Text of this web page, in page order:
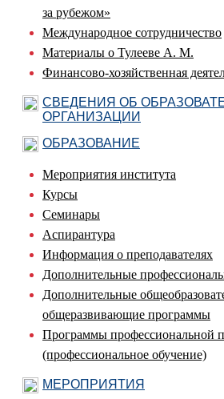
за рубежом»
Международное сотрудничество
Материалы о Тулееве А. М.
Финансово-хозяйственная
СВЕДЕНИЯ ОБ
ОРГАНИЗАЦИИ
ОБРАЗОВАНИЕ
Мероприятия института
Курсы
Семинары
Аспирантура
Информация о преподавателях
Дополнительные
Дополнительные
общеразвивающие программы
Программы профессиональной
(профессиональное обучение)
МЕРОПРИЯТИЯ